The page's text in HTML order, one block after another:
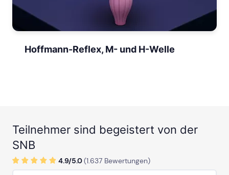
Hoffmann-Reflex, M- und H-Welle
Teilnehmer sind begeistert von der
SNB
4.9/5.0(1.637 Bewertungen)